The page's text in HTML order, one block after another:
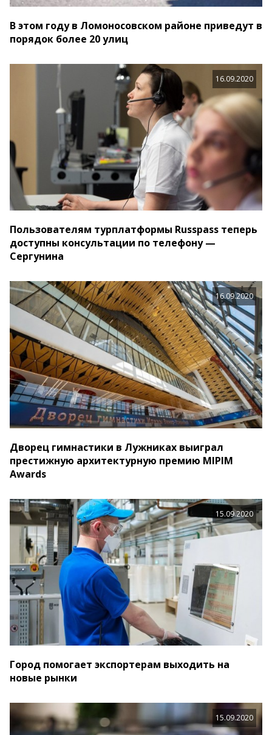
В этом году в Ломоносовском районе приведут в
порядок более 20 улиц
16.09.2020
Пользователям турплатформы Russpass теперь
доступны консультации по телефону —
Сергунина
16.09.2020
Дворец гимнастики в Лужниках выиграл
престижную архитектурную премию MIPIM
Awards
15.09.2020
Город помогает экспортерам выходить на
новые рынки
15.09.2020